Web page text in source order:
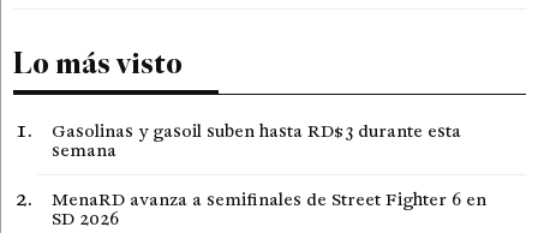
Lo más visto
Gasolinas y gasoil suben hasta RD$3 durante esta
semana
MenaRD avanza a semifinales de Street Fighter 6 en
SD 2026